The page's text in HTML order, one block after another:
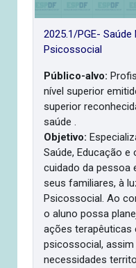
2025.1/PGE-
Psicossocial
Público-alvo:
nível superior
superior
saúde .
Objetivo:
Saúde, Educação
cuidado da pessoa
seus familiares, à
Psicossocial. Ao
o aluno possa
ações terapêuticas
psicossocial,
necessidades